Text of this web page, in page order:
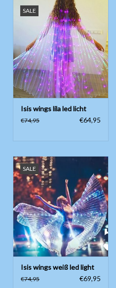
SALE
Isis wings lila led licht
€74,95 €64,95
SALE
Isis wings weiß led light
€74,95 €69,95